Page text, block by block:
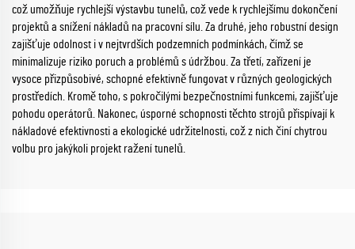
což umožňuje rychlejší výstavbu tunelů, což vede k rychlejšímu dokončení
projektů a snížení nákladů na pracovní sílu. Za druhé, jeho robustní design
zajišťuje odolnost i v nejtvrdších podzemních podmínkách, čímž se
minimalizuje riziko poruch a problémů s údržbou. Za třetí, zařízení je
vysoce přizpůsobivé, schopné efektivně fungovat v různých geologických
prostředích. Kromě toho, s pokročilými bezpečnostními funkcemi, zajišťuje
pohodu operátorů. Nakonec, úsporné schopnosti těchto strojů přispívají k
nákladové efektivnosti a ekologické udržitelnosti, což z nich činí chytrou
volbu pro jakýkoli projekt ražení tunelů.